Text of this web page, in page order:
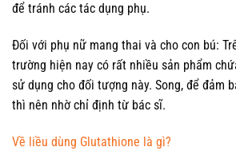
để tránh các tác dụng phụ.
Đối với phụ nữ mang thai và cho con bú:
trường hiện nay có rất nhiều sản phẩm
sử dụng cho đối tượng này. Song, để đảm
thì nên nhờ chỉ định từ bác sĩ.
Về liều dùng Glutathione là gì?